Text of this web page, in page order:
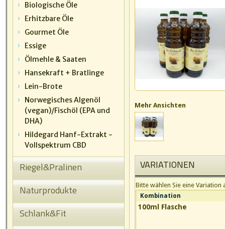
Biologische Öle
Erhitzbare Öle
Gourmet Öle
Essige
Ölmehle & Saaten
Hansekraft + Bratlinge
Lein-Brote
Norwegisches Algenöl
(vegan)/Fischöl (EPA und
DHA)
Hildegard Hanf-Extrakt -
Vollspektrum CBD
Riegel&Pralinen
Naturprodukte
Schlank&Fit
Mehr Ansichten
VARIATIONEN
Bitte wählen Sie eine Variation
Kombination
100ml Flasche